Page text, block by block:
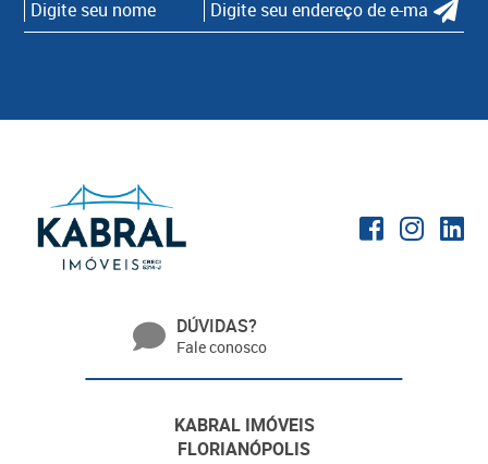
DÚVIDAS?
Fale conosco
KABRAL IMÓVEIS
FLORIANÓPOLIS